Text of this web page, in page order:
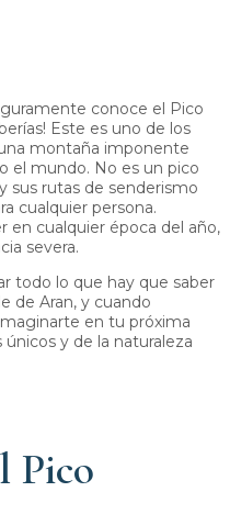
conoce el Pico
Este es uno de los
montaña imponente
el mundo. No es un pico
sus rutas de senderismo
cualquier persona.
en cualquier época del año,
severa.
todo lo que hay que saber
de Aran, y cuando
en tu próxima
y de la naturaleza
Pico